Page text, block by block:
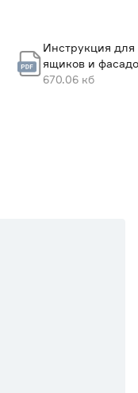
Инструкция
ящиков и
670.06 кб